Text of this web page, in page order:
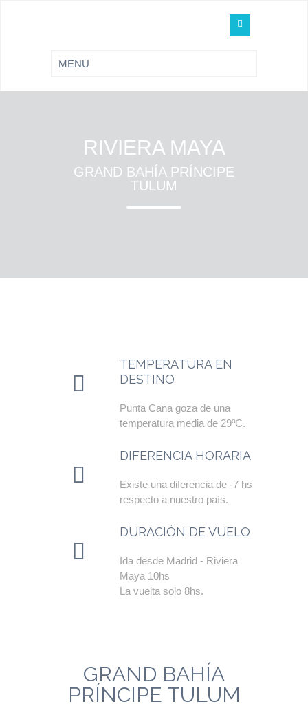
RIVIERA MAYA
GRAND BAHÍA PRÍNCIPE
TULUM
TEMPERATURA EN
DESTINO
Punta Cana goza de una
temperatura media de 29ºC.
DIFERENCIA HORARIA
Existe una diferencia de -7 hs
respecto a nuestro país.
DURACIÓN DE VUELO
Ida desde Madrid - Riviera
Maya 10hs
La vuelta solo 8hs.
GRAND BAHÍA
PRÍNCIPE TULUM